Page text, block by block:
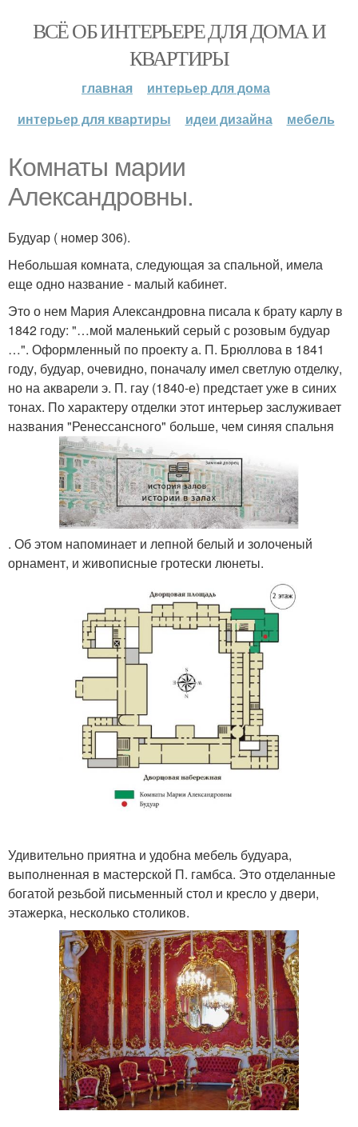
ВСЁ ОБ ИНТЕРЬЕРЕ ДЛЯ ДОМА И
КВАРТИРЫ
главная
интерьер для дома
интерьер для квартиры
идеи дизайна мебель
Комнаты марии
Александровны.
Будуар ( номер 306).
Небольшая комната, следующая за спальной, имела
еще одно название - малый кабинет.
Это о нем Мария Александровна писала к брату карлу в
1842 году: "…мой маленький серый с розовым будуар
…". Оформленный по проекту а. П. Брюллова в 1841
году, будуар, очевидно, поначалу имел светлую отделку,
но на акварели э. П. гау (1840-е) предстает уже в синих
тонах. По характеру отделки этот интерьер заслуживает
названия "Ренессансного" больше, чем синяя спальня
. Об этом напоминает и лепной белый и золоченый
орнамент, и живописные гротески люнеты.
Удивительно приятна и удобна мебель будуара,
выполненная в мастерской П. гамбса. Это отделанные
богатой резьбой письменный стол и кресло у двери,
этажерка, несколько столиков.